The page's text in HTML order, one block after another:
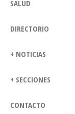
SALUD
DIRECTORIO
+ NOTICIAS
+ SECCIONES
CONTACTO